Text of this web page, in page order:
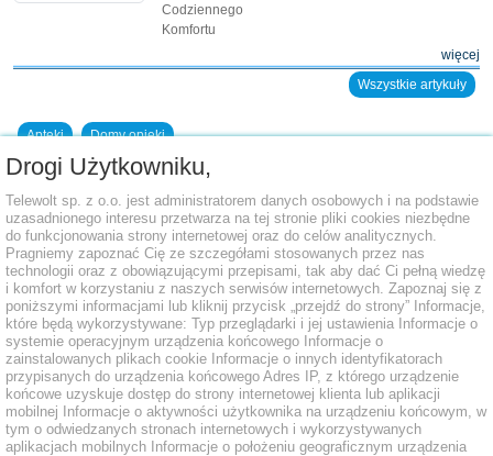
Codziennego
Komfortu
więcej
Wszystkie artykuły
Apteki Domy opieki
Dodaj placówkę do bazy
Drogi Użytkowniku,
Telewolt sp. z o.o. jest administratorem danych osobowych i na podstawie
uzasadnionego interesu przetwarza na tej stronie pliki cookies niezbędne
do funkcjonowania strony internetowej oraz do celów analitycznych.
Pragniemy zapoznać Cię ze szczegółami stosowanych przez nas
technologii oraz z obowiązującymi przepisami, tak aby dać Ci pełną wiedzę
i komfort w korzystaniu z naszych serwisów internetowych. Zapoznaj się z
poniższymi informacjami lub kliknij przycisk „przejdź do strony” Informacje,
które będą wykorzystywane: Typ przeglądarki i jej ustawienia Informacje o
systemie operacyjnym urządzenia końcowego Informacje o
zainstalowanych plikach cookie Informacje o innych identyfikatorach
przypisanych do urządzenia końcowego Adres IP, z którego urządzenie
końcowe uzyskuje dostęp do strony internetowej klienta lub aplikacji
mobilnej Informacje o aktywności użytkownika na urządzeniu końcowym, w
tym o odwiedzanych stronach internetowych i wykorzystywanych
aplikacjach mobilnych Informacje o położeniu geograficznym urządzenia